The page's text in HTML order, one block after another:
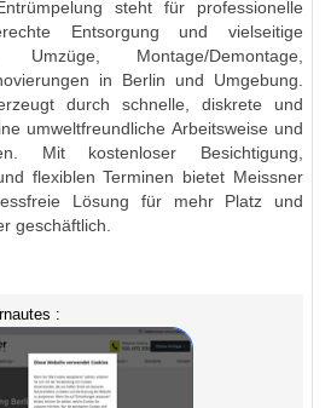
steht für professionelle
Entsorgung und vielseitige
Montage/Demontage,
in Berlin und Umgebung.
durch schnelle, diskrete und
umweltfreundliche Arbeitsweise und
Mit kostenloser Besichtigung,
flexiblen Terminen bietet Meissner
Lösung für mehr Platz und
geschäftlich.
: